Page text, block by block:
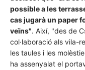
possible a les
cas jugarà un paper
veïns". Així, "des de
col·laboració als vila-
les taules i les
ha assenyalat el